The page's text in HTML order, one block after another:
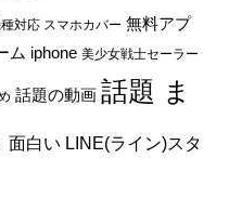
対応 スマホカバー 無料アプ
ム iphone 美少女戦士セーラー
話題の動画 話題 ま
面白い LINE(ライン)スタ